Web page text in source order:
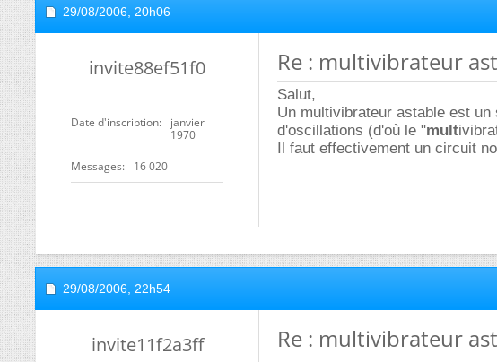
29/08/2006, 20h06
invite88ef51f0
Date d'inscription
janvier
1970
Messages 16 020
Re : multivibrateur
Salut,
Un multivibrateur astable est
d'oscillations (d'où le "mult
Il faut effectivement un circuit
29/08/2006, 22h54
invite11f2a3ff Re : multivibrateur